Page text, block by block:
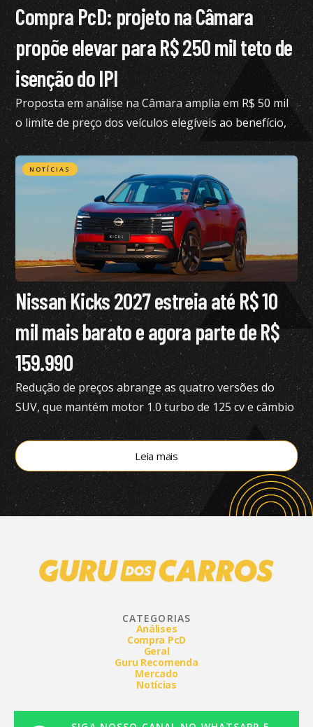
Compra PcD: projeto na Câmara
propõe elevar para R$ 250 mil teto de
isenção do IPI
Proposta em análise na Câmara amplia em R$ 50 mil
o limite de preço dos veículos elegíveis ao benefício,
hoje fixado em R$ 200 mil
NOTÍCIAS
Nissan Kicks 2027 estreia até R$ 10
mil mais barato e agora parte de R$
159.990
Redução de preços abrange as quatro versões do
SUV, que mantém motor 1.0 turbo de 125 cv e câmbio
de dupla embreagem
Leia mais
CATEGORIAS
Análises
Compra PcD
Geral
Guru Recomenda
Mercado
Notícias